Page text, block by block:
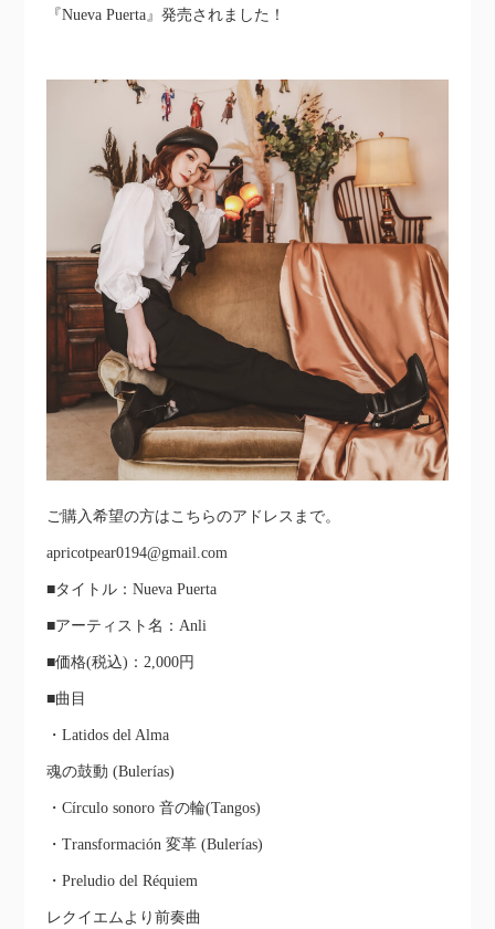
『Nueva Puerta』発売されました！
ご購入希望の方はこちらのアドレスまで。
apricotpear0194@gmail.com
■タイトル：Nueva Puerta
■アーティスト名：Anli
■価格(税込)：2,000円
■曲目
・Latidos del Alma
魂の鼓動 (Bulerías)
・Círculo sonoro 音の輪(Tangos)
・Transformación 変革 (Bulerías)
・Preludio del Réquiem
レクイエムより前奏曲